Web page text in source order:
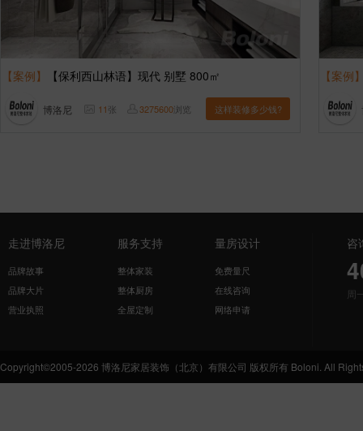
【案例】 【保利西山林语】现代 别墅 800㎡
博洛尼 11张 3275600浏览 这样装修多少钱?
【案例
走进博洛尼
品牌故事
品牌大片
营业执照
服务支持
整体家装
整体厨房
全屋定制
量房设计
免费量尺
在线咨询
网络申请
咨
周
Copyright©2005-2026 博洛尼家居装饰（北京）有限公司 版权所有 Boloni. All